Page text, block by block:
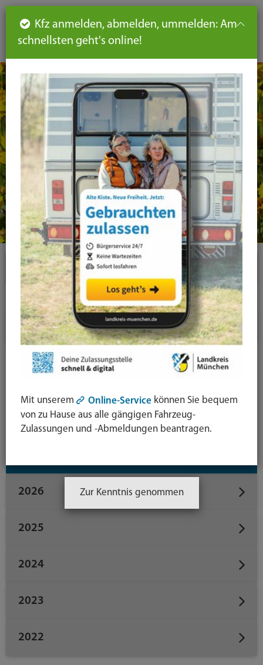
DE
Landratsamt
Veröffentlichungen
Bekanntmachungen
Amtsblatt
Verordnungen & Allgemeinverfügungen
2026
2025
2024
2023
2022
Seiteninhalt
Hauptnavigation
Seitennavigation
leichte
Sprache
Kfz anmelden, abmelden, ummelden: Am
schnellsten geht's online!
Mit unserem Online-Service können Sie bequem
von zu Hause aus alle gängigen Fahrzeug-
Zulassungen und -Abmeldungen beantragen.
Zur Kenntnis genommen